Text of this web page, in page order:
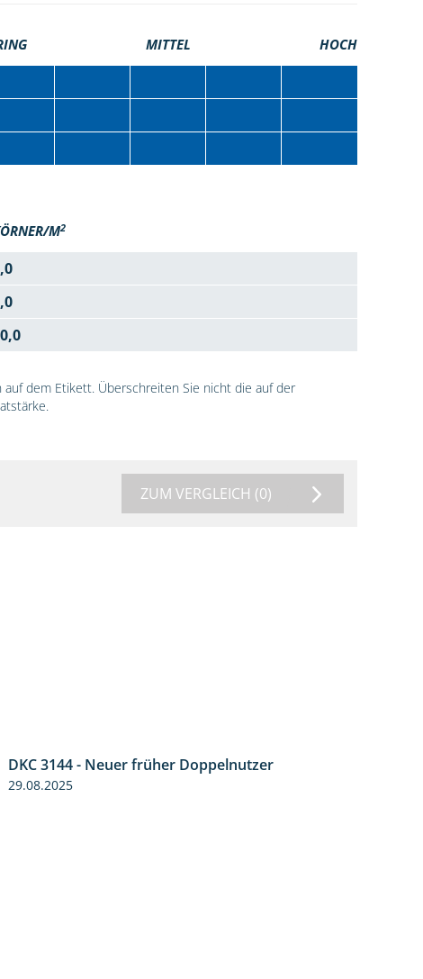
MITTEL HOCH
M2
dem Etikett. Überschreiten Sie nicht die auf der
ZUM VERGLEICH (0)
DKC 3144 - Neuer früher Doppelnutzer
29.08.2025